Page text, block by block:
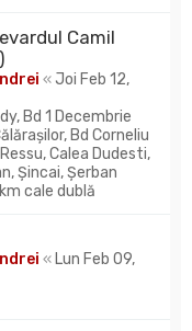
Camil
« Joi Feb 12,
Bd 1 Decembrie
Bd Corneliu
Calea Dudesti,
Șincai, Șerban
cale dublă
« Lun Feb 09,